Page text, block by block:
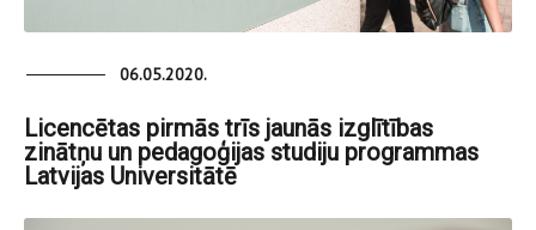
06.05.2020.
Licencētas pirmās trīs jaunās izglītības
zinātņu un pedagoģijas studiju programmas
Latvijas Universitātē